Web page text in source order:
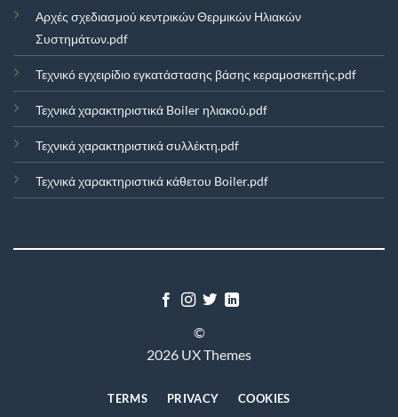
Αρχές σχεδιασμού κεντρικών Θερμικών Ηλιακών
Συστημάτων.pdf
Τεχνικό εγχειρίδιο εγκατάστασης βάσης κεραμοσκεπής.pdf
Τεχνικά χαρακτηριστικά Boiler ηλιακού.pdf
Τεχνικά χαρακτηριστικά συλλέκτη.pdf
Τεχνικά χαρακτηριστικά κάθετου Boiler.pdf
©
2026 UX Themes
TERMS PRIVACY COOKIES